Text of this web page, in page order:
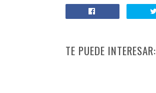
TE PUEDE INTERESAR: